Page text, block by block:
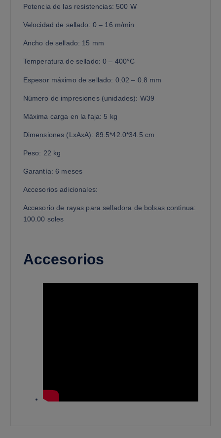
Potencia de las resistencias: 500 W
Velocidad de sellado: 0 – 16 m/min
Ancho de sellado: 15 mm
Temperatura de sellado: 0 – 400°C
Espesor máximo de sellado: 0.02 – 0.8 mm
Número de impresiones (unidades): W39
Máxima carga en la faja: 5 kg
Dimensiones (LxAxA): 89.5*42.0*34.5 cm
Peso: 22 kg
Garantía: 6 meses
Accesorios adicionales:
Accesorio de rayas para selladora de bolsas continua:
100.00 soles
Accesorios